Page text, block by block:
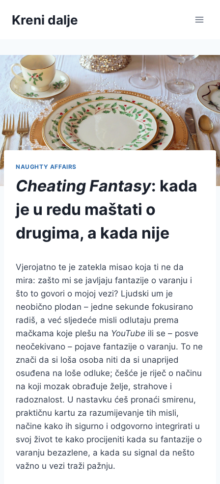
Kreni dalje
NAUGHTY AFFAIRS
Cheating Fantasy: kada
je u redu maštati o
drugima, a kada nije
Vjerojatno te je zatekla misao koja ti ne da
mira: zašto mi se javljaju fantazije o varanju i
što to govori o mojoj vezi? Ljudski um je
neobično plodan – jedne sekunde fokusirano
radiš, a već sljedeće misli odlutaju prema
mačkama koje plešu na YouTube ili se – posve
neočekivano – pojave fantazije o varanju. To ne
znači da si loša osoba niti da si unaprijed
osuđena na loše odluke; češće je riječ o načinu
na koji mozak obrađuje želje, strahove i
radoznalost. U nastavku ćeš pronaći smirenu,
praktičnu kartu za razumijevanje tih misli,
načine kako ih sigurno i odgovorno integrirati u
svoj život te kako procijeniti kada su fantazije o
varanju bezazlene, a kada su signal da nešto
važno u vezi traži pažnju.